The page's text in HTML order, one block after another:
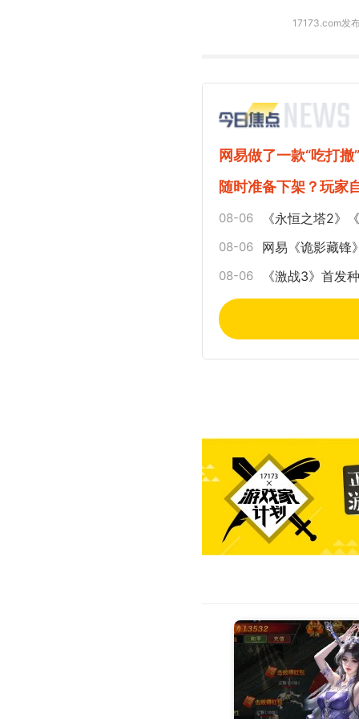
17173.com发
网易做了一款“吃打
随时准备下架？玩家
08-06 《永恒之塔2》
08-06 网易《诡影藏锋
08-06 《激战3》首发